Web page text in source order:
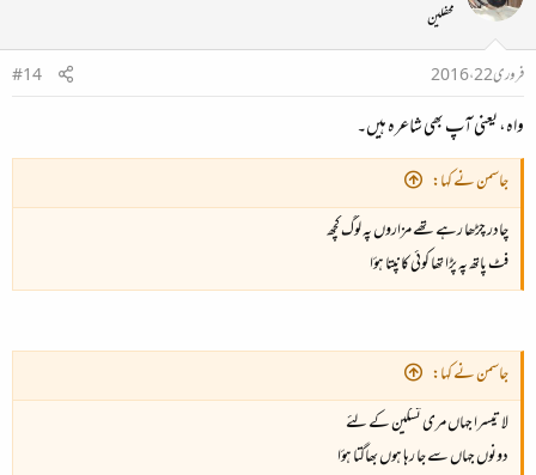
محفلین
فروری 22، 2016
#14
واہ، یعنی آپ بھی شاعرہ ہیں۔
جاسمن نے کہا:
چادر چڑھا رہے تھے مزاروں پہ لوگ کچھ
فٹ پاتھ پہ پڑا تھا کوئی کانپتا ہؤا
جاسمن نے کہا:
لا تیسرا جہاں مری تسکین کے لئے
دونوں جہاں سے جا رہا ہوں بھاگتا ہؤا